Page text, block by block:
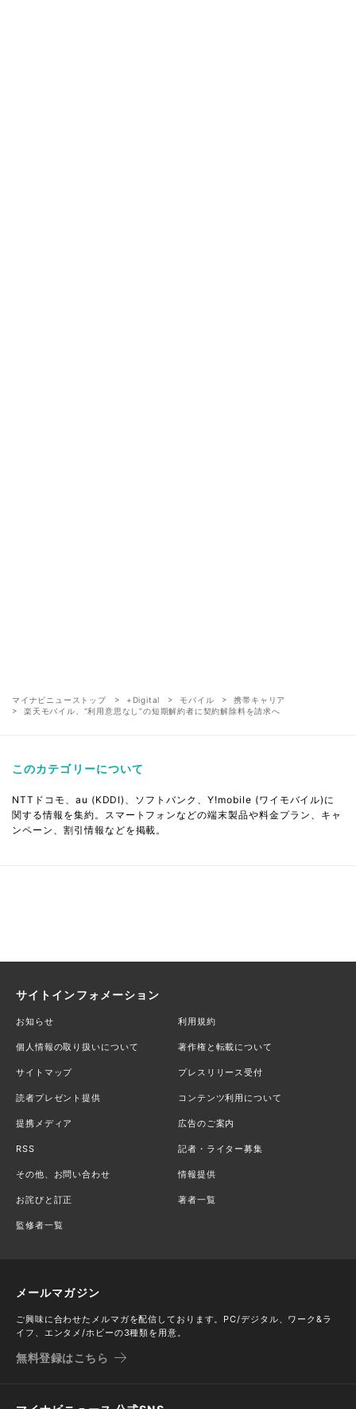
マイナビニューストップ +Digital モバイル
携帯キャリア
楽天モバイル、“利用意思なし”の短期解約者に契約解除料を請求へ
このカテゴリーについて
NTTドコモ、au (KDDI)、ソフトバンク、Y!mobile (ワイモバイル)に
関する情報を集約。スマートフォンなどの端末製品や料金プラン、キャ
ンペーン、割引情報などを掲載。
サイトインフォメーション
お知らせ 利用規約
個人情報の取り扱いについて 著作権と転載について
サイトマップ プレスリリース受付
読者プレゼント提供 コンテンツ利用について
提携メディア 広告のご案内
RSS 記者・ライター募集
その他、お問い合わせ 情報提供
お詫びと訂正 著者一覧
監修者一覧
メールマガジン
ご興味に合わせたメルマガを配信しております。PC/デジタル、ワーク&ラ
イフ、エンタメ/ホビーの3種類を用意。
無料登録はこちら